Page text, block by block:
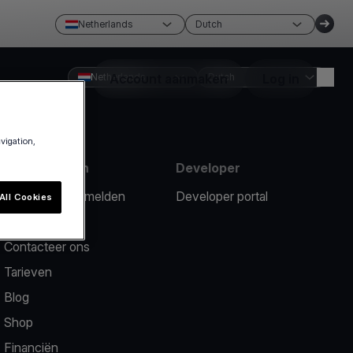
Netherlands Dutch
Account aanmaken
Netherlands Dutch
Hulpmiddelen
Een probleem melden
Contacteer ons
Tarieven
Blog
Shop
Financiën
Developer
Developer portal
Cookies